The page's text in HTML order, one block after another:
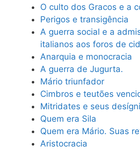
O culto dos Gracos e a
Perigos e transigência
A guerra social e a
italianos aos foros de
Anarquia e monocracia
A guerra de Jugurta.
Mário triunfador
Cimbros e teutões
Mitridates e seus
Quem era Sila
Quem era Mário. Suas
Aristocracia